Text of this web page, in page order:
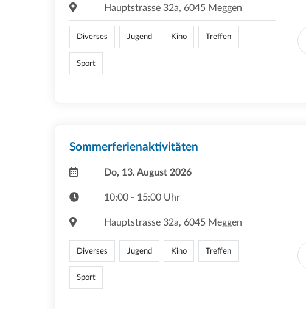
Hauptstrasse 32a, 6045 Meggen
Diverses Jugend Kino Treffen
Sport
Sommerferienaktivitäten
Do, 13. August 2026
10:00 - 15:00 Uhr
Hauptstrasse 32a, 6045 Meggen
Diverses Jugend Kino Treffen
Sport